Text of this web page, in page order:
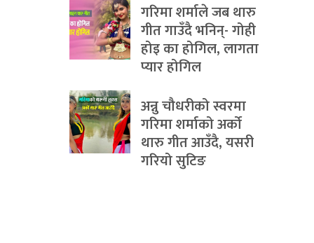
गरिमा शर्माले जब थारु
गीत गाउँदै भनिन्- गोही
होइ का होगिल, लागता
प्यार होगिल
अन्नु चौधरीको स्वरमा
गरिमा शर्माको अर्को
थारु गीत आउँदै, यसरी
गरियो सुटिङ